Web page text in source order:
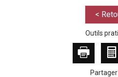
<
Outils